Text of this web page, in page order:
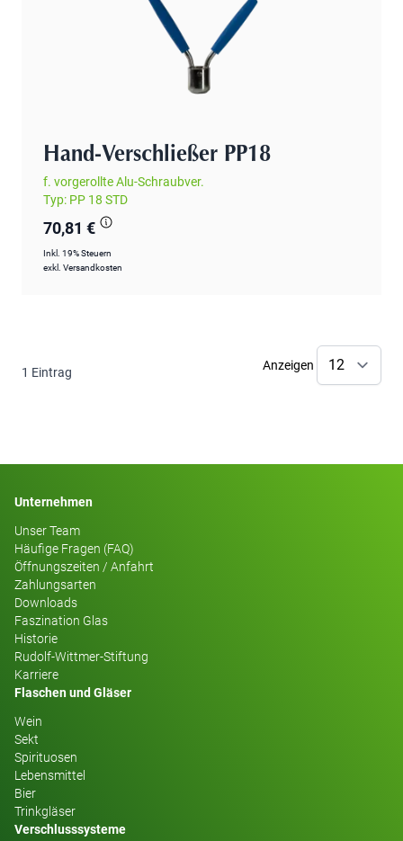
Hand-Verschließer PP18
f. vorgerollte Alu-Schraubver.
Typ: PP 18 STD
70,81 €
Inkl. 19% Steuern
exkl. Versandkosten
1 Eintrag Anzeigen
Unternehmen
Unser Team
Häufige Fragen (FAQ)
Öffnungszeiten / Anfahrt
Zahlungsarten
Downloads
Faszination Glas
Historie
Rudolf-Wittmer-Stiftung
Karriere
Flaschen und Gläser
Wein
Sekt
Spirituosen
Lebensmittel
Bier
Trinkgläser
Verschlusssysteme